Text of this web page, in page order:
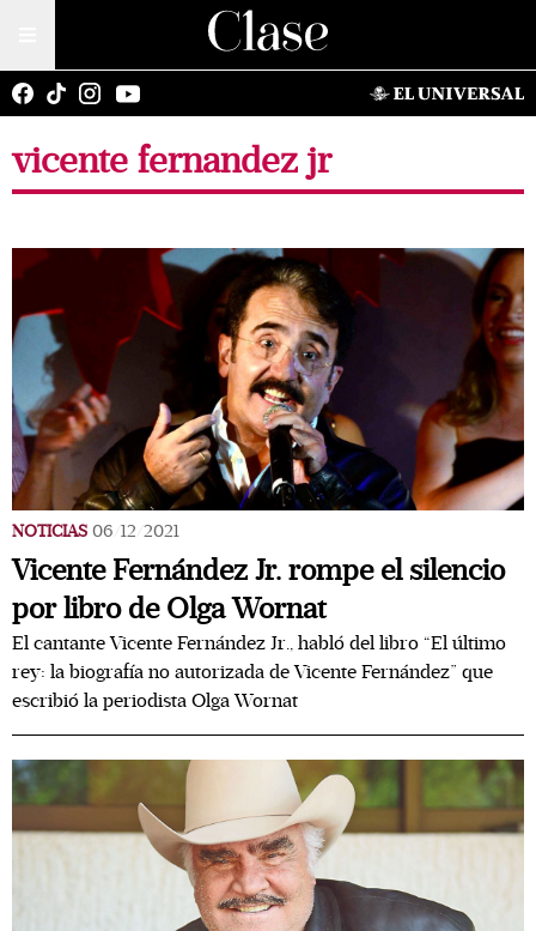
vicente fernandez jr
NOTICIAS 06/12/2021
Vicente Fernández Jr. rompe el silencio
por libro de Olga Wornat
El cantante Vicente Fernández Jr., habló del libro “El último
rey: la biografía no autorizada de Vicente Fernández” que
escribió la periodista Olga Wornat